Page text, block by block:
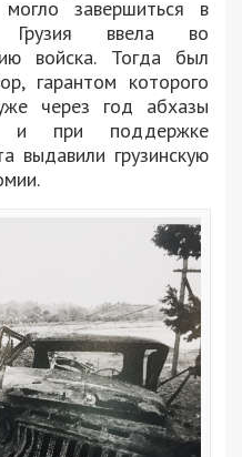
завершиться в
ввела во
войска. Тогда был
гарантом которого
через год абхазы
и при поддержке
выдавили грузинскую